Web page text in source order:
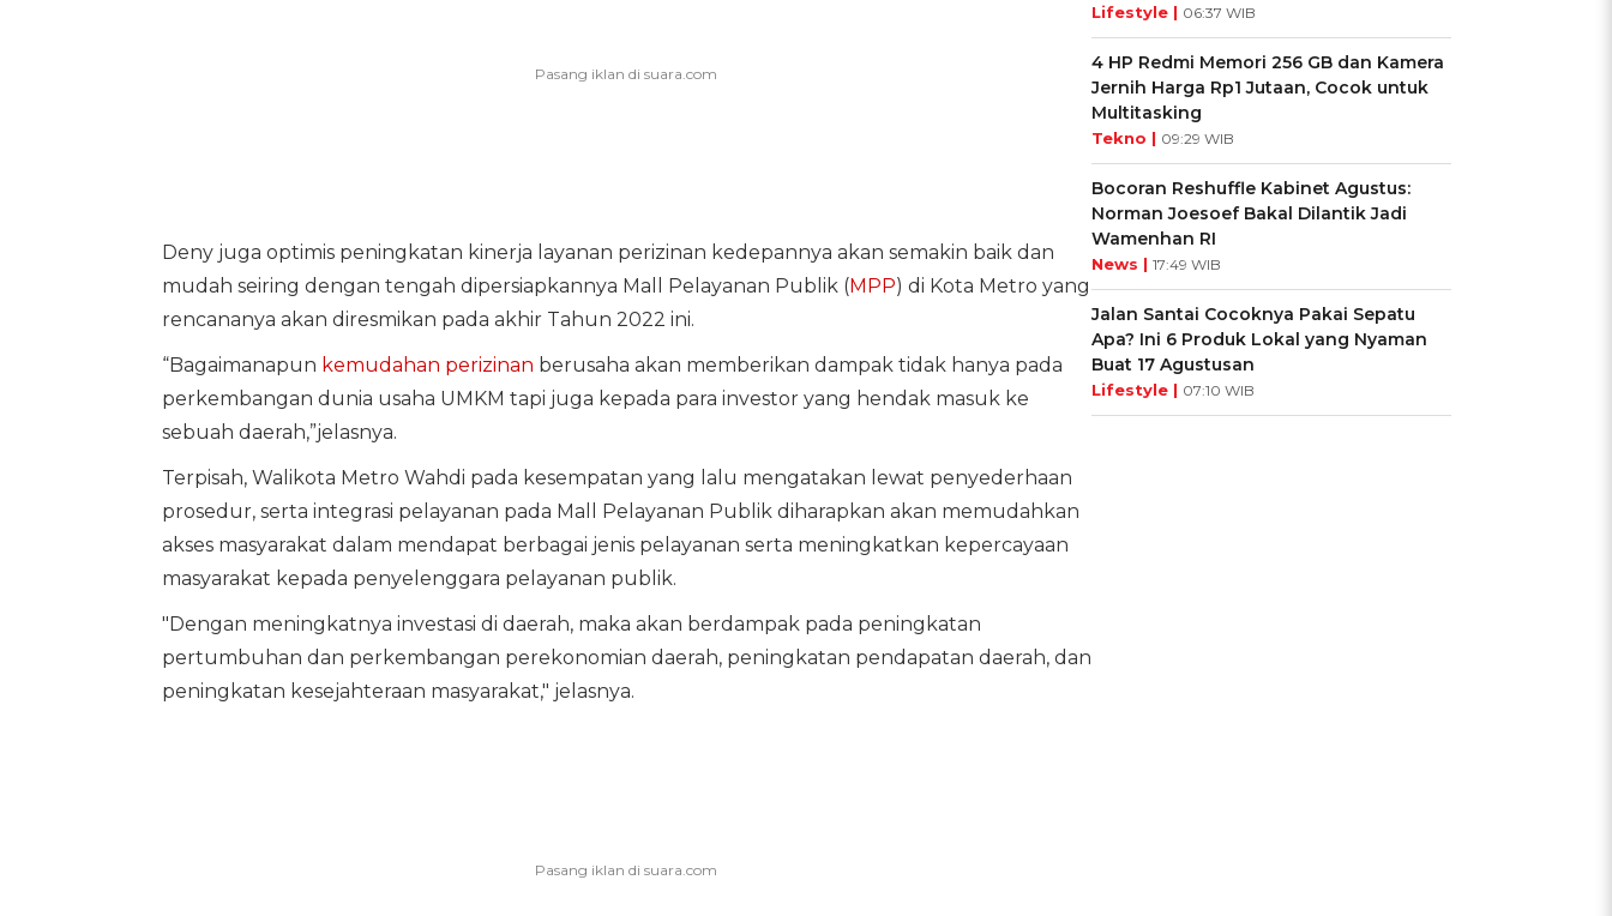
Deny juga optimis peningkatan kinerja layanan perizinan kedepannya akan semakin baik dan
mudah seiring dengan tengah dipersiapkannya Mall Pelayanan Publik (MPP) di Kota Metro yang
rencananya akan diresmikan pada akhir Tahun 2022 ini.
“Bagaimanapun kemudahan perizinan berusaha akan memberikan dampak tidak hanya pada
perkembangan dunia usaha UMKM tapi juga kepada para investor yang hendak masuk ke
sebuah daerah,”jelasnya.
Terpisah, Walikota Metro Wahdi pada kesempatan yang lalu mengatakan lewat penyederhaan
prosedur, serta integrasi pelayanan pada Mall Pelayanan Publik diharapkan akan memudahkan
akses masyarakat dalam mendapat berbagai jenis pelayanan serta meningkatkan kepercayaan
masyarakat kepada penyelenggara pelayanan publik.
"Dengan meningkatnya investasi di daerah, maka akan berdampak pada peningkatan
pertumbuhan dan perkembangan perekonomian daerah, peningkatan pendapatan daerah, dan
peningkatan kesejahteraan masyarakat," jelasnya.
Lifestyle | 06:37 WIB
4 HP Redmi Memori 256 GB dan Kamera
Jernih Harga Rp1 Jutaan, Cocok untuk
Multitasking
Tekno | 09:29 WIB
Bocoran Reshuffle Kabinet Agustus:
Norman Joesoef Bakal Dilantik Jadi
Wamenhan RI
News | 17:49 WIB
Jalan Santai Cocoknya Pakai Sepatu
Apa? Ini 6 Produk Lokal yang Nyaman
Buat 17 Agustusan
Lifestyle | 07:10 WIB